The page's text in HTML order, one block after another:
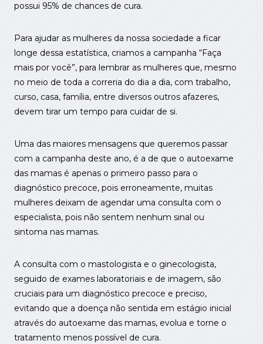
possui 95% de chances de cura.
Para ajudar as mulheres da nossa sociedade a ficar
longe dessa estatística, criamos a campanha “Faça
mais por você”, para lembrar as mulheres que, mesmo
no meio de toda a correria do dia a dia, com trabalho,
curso, casa, família, entre diversos outros afazeres,
devem tirar um tempo para cuidar de si.
Uma das maiores mensagens que queremos passar
com a campanha deste ano, é a de que o autoexame
das mamas é apenas o primeiro passo para o
diagnóstico precoce, pois erroneamente, muitas
mulheres deixam de agendar uma consulta com o
especialista, pois não sentem nenhum sinal ou
sintoma nas mamas.
A consulta com o mastologista e o ginecologista,
seguido de exames laboratoriais e de imagem, são
cruciais para um diagnóstico precoce e preciso,
evitando que a doença não sentida em estágio inicial
através do autoexame das mamas, evolua e torne o
tratamento menos possível de cura.